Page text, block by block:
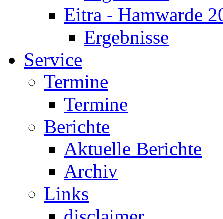
Eitra - Hamwarde
Ergebnisse
Service
Termine
Termine
Berichte
Aktuelle Berichte
Archiv
Links